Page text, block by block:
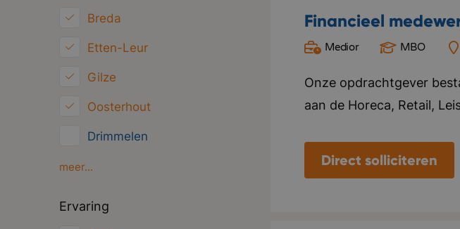
Breda
Etten-Leur
Gilze
Oosterhout
Drimmelen
Moerdijk
meer...
Ervaring
Financieel
Medior MBO
Onze opdrachtgever
aan de Horeca, Retail,
en een logistiekcentrum
Direct solliciteren